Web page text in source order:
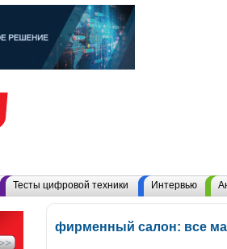
Тесты цифровой техники Интервью
фирменный салон: все